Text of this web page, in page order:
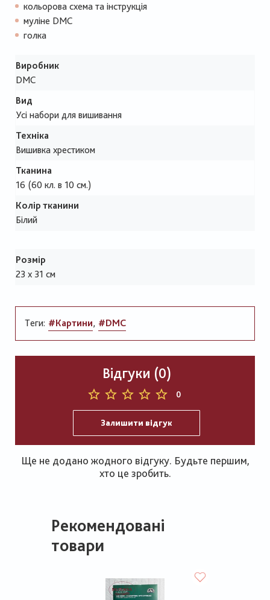
кольорова схема та інструкція
муліне DMC
голка
Виробник
DMC
Вид
Усі набори для вишивання
Техніка
Вишивка хрестиком
Тканина
16 (60 кл. в 10 см.)
Колір тканини
Білий
Розмір
23 х 31 см
Теги: #Картини #DMC
Відгуки (0)
0
Залишити відгук
Ще не додано жодного відгуку. Будьте першим,
хто це зробить.
Рекомендовані
товари